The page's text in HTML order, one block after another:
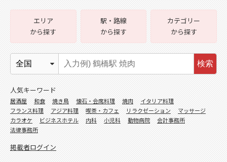
エリア
から探す
駅・路線
から探す
カテゴリー
から探す
検索
人気キーワード
居酒屋 和食 焼き鳥 懐石・会席料理 焼肉
イタリア料理
フランス料理
アジア料理 喫茶・カフェ リラクゼーション
マッサージ
カラオケ
ビジネスホテル 内科 小児科 動物病院
会計事務所
法律事務所
掲載者ログイン